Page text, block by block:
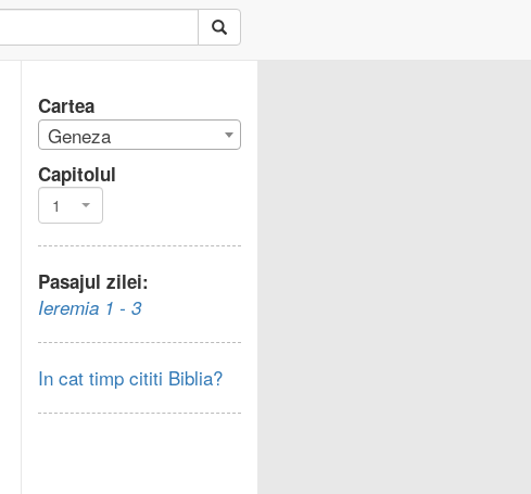
Cartea
Geneza
Capitolul
1
Pasajul zilei:
Ieremia 1 - 3
In cat timp cititi Biblia?